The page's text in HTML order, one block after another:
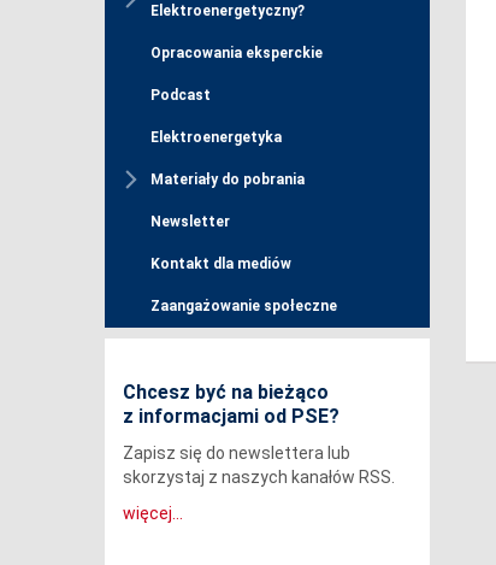
Elektroenergetyczny?
Opracowania eksperckie
Podcast
Elektroenergetyka
Materiały do pobrania
Newsletter
Kontakt dla mediów
Zaangażowanie społeczne
Chcesz być na bieżąco
z informacjami od PSE?
Zapisz się do newslettera lub
skorzystaj z naszych kanałów RSS.
więcej...